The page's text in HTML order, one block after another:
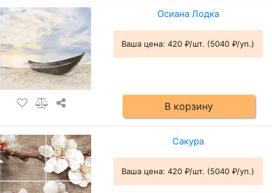
Осиана Лодка
Ваша цена: 420 ₽/шт. (5040 ₽/уп.)
В корзину
Сакура
Ваша цена: 420 ₽/шт. (5040 ₽/уп.)